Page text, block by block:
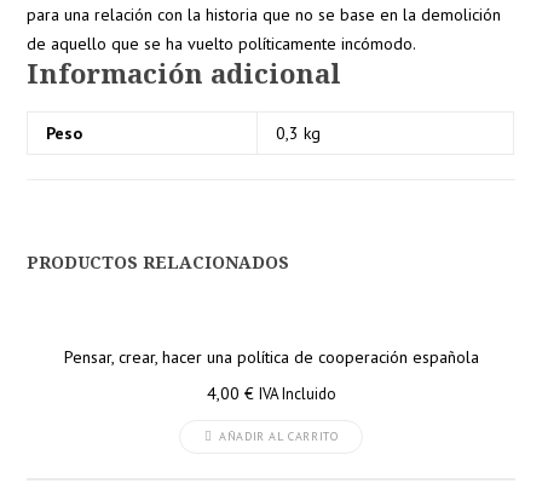
para una relación con la historia que no se base en la demolición
de aquello que se ha vuelto políticamente incómodo.
Información adicional
Peso 0,3 kg
PRODUCTOS RELACIONADOS
Pensar, crear, hacer una política de cooperación española
4,00 € IVA Incluido
AÑADIR AL CARRITO